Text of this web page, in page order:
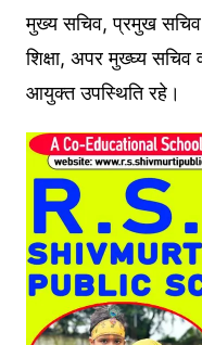
मुख्य सचिव, प्रमुख सचिव
शिक्षा, अपर मुख्घ्य
आयुक्त उपस्थिति रहे।